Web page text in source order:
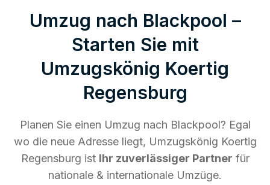
Umzug nach Blackpool –
Starten Sie mit
Umzugskönig Koertig
Regensburg
Planen Sie einen Umzug nach Blackpool? Egal
wo die neue Adresse liegt, Umzugskönig Koertig
Regensburg ist Ihr zuverlässiger Partner für
nationale & internationale Umzüge.